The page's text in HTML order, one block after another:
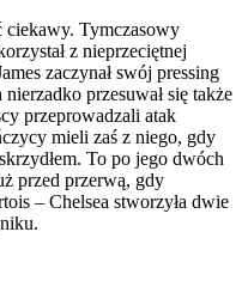
ciekawy. Tymczasowy
z nieprzeciętnej
zaczynał swój pressing
przesuwał się także
przeprowadzali atak
mieli zaś z niego, gdy
To po jego dwóch
przed przerwą, gdy
– Chelsea stworzyła dwie